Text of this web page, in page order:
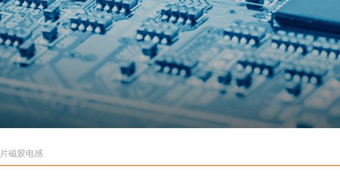
磁胶电感